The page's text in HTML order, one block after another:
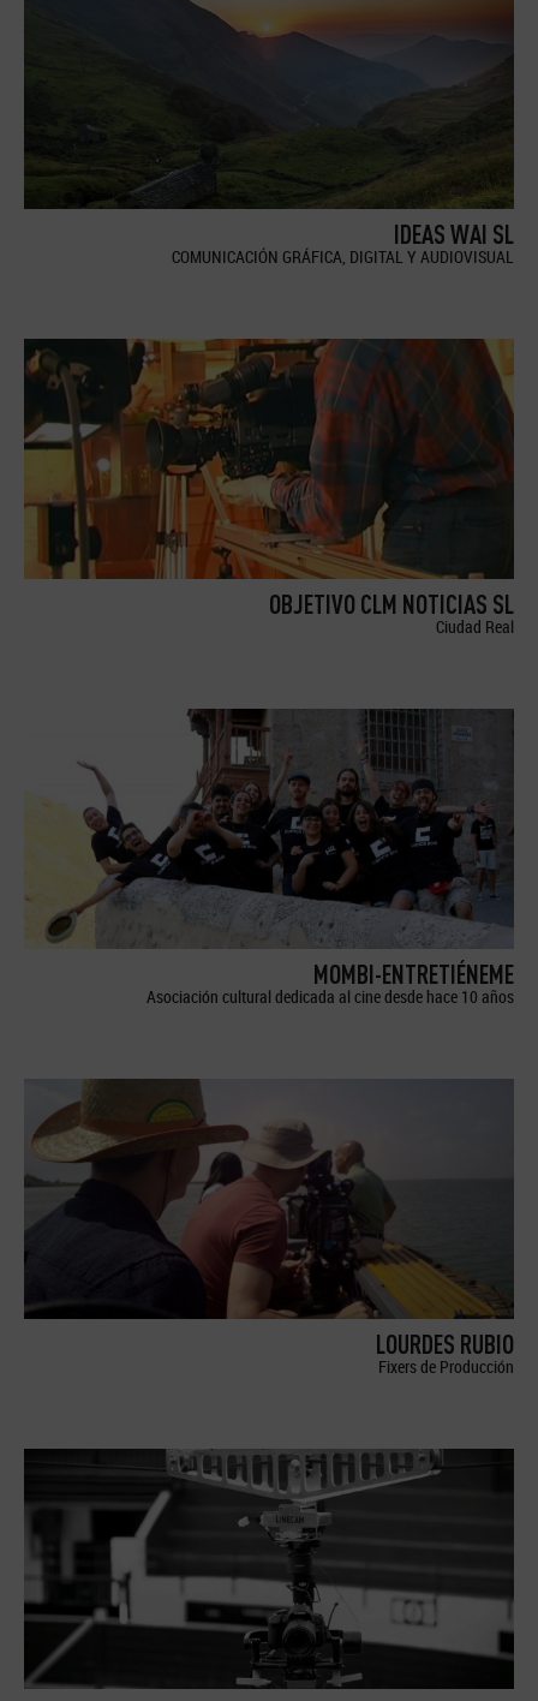
IDEAS WAI SL
COMUNICACIÓN GRÁFICA, DIGITAL Y AUDIOVISUAL
OBJETIVO CLM NOTICIAS SL
Ciudad Real
MOMBI-ENTRETIÉNEME
Asociación cultural dedicada al cine desde hace 10 años
LOURDES RUBIO
Fixers de Producción